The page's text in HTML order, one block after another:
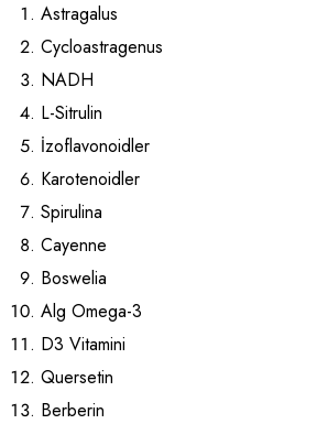
Astragalus
Cycloastragenus
NADH
L-Sitrulin
İzoflavonoidler
Karotenoidler
Spirulina
Cayenne
Boswelia
Alg Omega-3
D3 Vitamini
Quersetin
Berberin